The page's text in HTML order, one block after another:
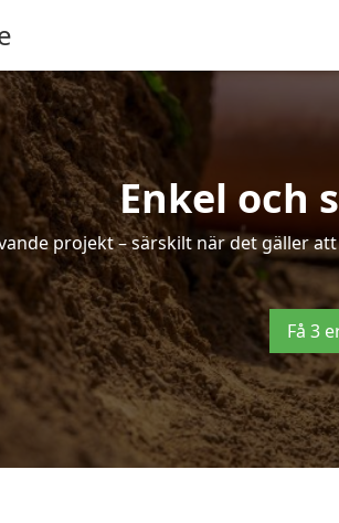
Enkel och
projekt – särskilt när det gäller
Få 3